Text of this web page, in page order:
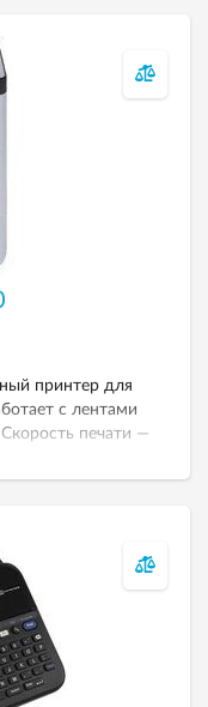
принтер для
с лентами
печати —